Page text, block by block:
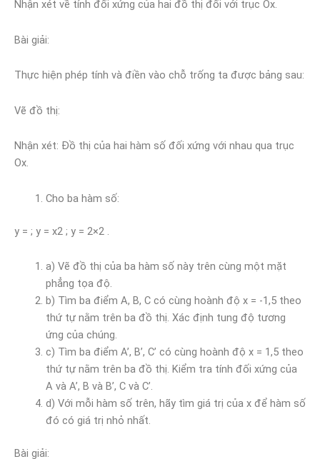
Nhận xét về tính đối xứng của hai đồ thị đối với trục Ox.
Bài giải:
Thực hiện phép tính và điền vào chỗ trống ta được bảng sau:
Vẽ đồ thị:
Nhận xét: Đồ thị của hai hàm số đối xứng với nhau qua trục
Ox.
Cho ba hàm số:
y = ; y = x2 ; y = 2×2 .
a) Vẽ đồ thị của ba hàm số này trên cùng một mặt
phẳng tọa độ.
b) Tìm ba điểm A, B, C có cùng hoành độ x = -1,5 theo
thứ tự nằm trên ba đồ thị. Xác định tung độ tương
ứng của chúng.
c) Tìm ba điểm A’, B’, C’ có cùng hoành độ x = 1,5 theo
thứ tự nằm trên ba đồ thị. Kiểm tra tính đối xứng của
A và A’, B và B’, C và C’.
d) Với mỗi hàm số trên, hãy tìm giá trị của x để hàm số
đó có giá trị nhỏ nhất.
Bài giải: